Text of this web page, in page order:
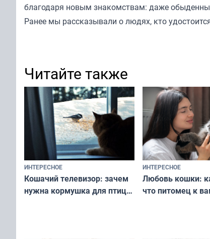
благодаря новым знакомствам: даже
Ранее мы рассказывали о людях, кто
Читайте также
ИНТЕРЕСНОЕ
Кошачий телевизор: зачем
нужна кормушка для птиц
ИНТЕРЕСНОЕ
Любовь кошки:
что питомец к